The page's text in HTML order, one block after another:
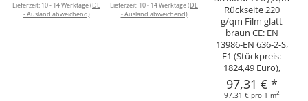
Lieferzeit: 10 - 14 Werktage(DE
- Ausland abweichend)
Lieferzeit: 10 - 14 Werktage(DE
- Ausland abweichend)
Rückseite 220
g/qm Film glatt
braun CE: EN
13986-EN 636-2-S,
E1 (Stückpreis:
1824,49 Euro),
97,31 € *
97,31 € pro 1 m2